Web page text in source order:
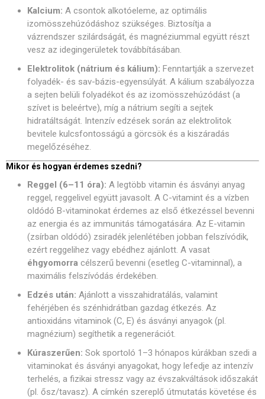
Kalcium: A csontok alkotóeleme, az optimális
izomösszehúzódáshoz szükséges. Biztosítja a
vázrendszer szilárdságát, és magnéziummal együtt részt
vesz az idegingerületek továbbításában.
Elektrolitok (nátrium és kálium): Fenntartják a szervezet
folyadék- és sav-bázis-egyensúlyát. A kálium szabályozza
a sejten belüli folyadékot és az izomösszehúzódást (a
szívet is beleértve), míg a nátrium segíti a sejtek
hidratáltságát. Intenzív edzések során az elektrolitok
bevitele kulcsfontosságú a görcsök és a kiszáradás
megelőzéséhez.
Mikor és hogyan érdemes szedni?
Reggel (6–11 óra): A legtöbb vitamin és ásványi anyag
reggel, reggelivel együtt javasolt. A C-vitamint és a vízben
oldódó B-vitaminokat érdemes az első étkezéssel bevenni
az energia és az immunitás támogatására. Az E-vitamin
(zsírban oldódó) zsiradék jelenlétében jobban felszívódik,
ezért reggelihez vagy ebédhez ajánlott. A vasat
éhgyomorra célszerű bevenni (esetleg C-vitaminnal), a
maximális felszívódás érdekében.
Edzés után: Ajánlott a visszahidratálás, valamint
fehérjében és szénhidrátban gazdag étkezés. Az
antioxidáns vitaminok (C, E) és ásványi anyagok (pl.
magnézium) segíthetik a regenerációt.
Kúraszerűen: Sok sportoló 1–3 hónapos kúrákban szedi a
vitaminokat és ásványi anyagokat, hogy lefedje az intenzív
terhelés, a fizikai stressz vagy az évszakváltások időszakát
(pl. ősz/tavasz). A címkén szereplő útmutatás követése és